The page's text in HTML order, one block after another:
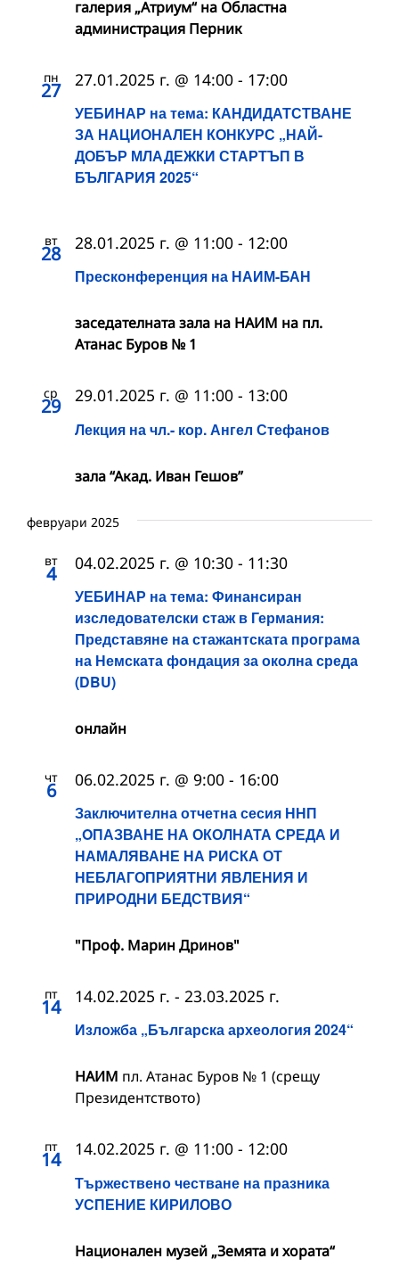
галерия „Атриум“ на Областна
администрация Перник
пн
27
УЕБИНАР на тема: КАНДИДАТСТВАНЕ
ЗА НАЦИОНАЛЕН КОНКУРС „НАЙ-
ДОБЪР МЛАДЕЖКИ СТАРТЪП В
БЪЛГАРИЯ 2025“
27.01.2025 г. @ 14:00 - 17:00
вт
28
Пресконференция на НАИМ-БАН
28.01.2025 г. @ 11:00 - 12:00
заседателната зала на НАИМ на пл.
Атанас Буров № 1
ср
29
Лекция на чл.- кор. Ангел Стефанов
29.01.2025 г. @ 11:00 - 13:00
зала “Акад. Иван Гешов”
февруари 2025
вт
4
УЕБИНАР на тема: Финансиран
изследователски стаж в Германия:
Представяне на стажантската програма
на Немската фондация за околна среда
(DBU)
04.02.2025 г. @ 10:30 - 11:30
онлайн
чт
6
Заключителна отчетна сесия ННП
„OПАЗВАНЕ НА ОКОЛНАТА СРЕДА И
НАМАЛЯВАНЕ НА РИСКА ОТ
НЕБЛАГОПРИЯТНИ ЯВЛЕНИЯ И
ПРИРОДНИ БЕДСТВИЯ“
06.02.2025 г. @ 9:00 - 16:00
"Проф. Марин Дринов"
пт
14
Изложба „Българска археология 2024“
14.02.2025 г. - 23.03.2025 г.
НАИМ пл. Атанас Буров № 1 (срещу
Президентството)
пт
14
Тържествено честване на празника
УСПЕНИЕ КИРИЛОВО
14.02.2025 г. @ 11:00 - 12:00
Национален музей „Земята и хората“